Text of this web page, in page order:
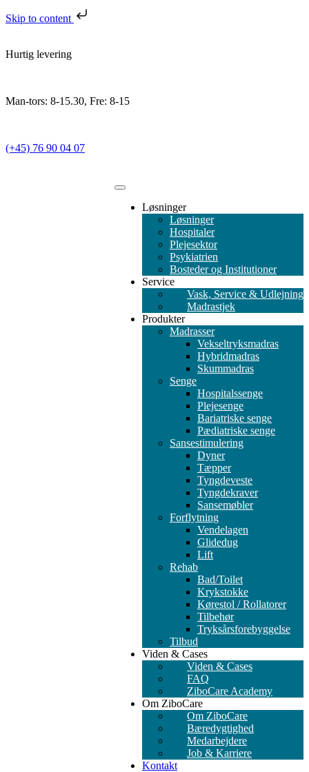
Skip to content
Hurtig levering
Man-tors: 8-15.30, Fre: 8-15
(+45) 76 90 04 07
Løsninger
Løsninger
Hospitaler
Plejesektor
Psykiatrien
Bosteder og Institutioner
Service
Vask, Service & Udlejning
Madrastjek
Produkter
Madrasser
Vekseltryksmadras
Hybridmadras
Skummadras
Senge
Hospitalssenge
Plejesenge
Bariatriske senge
Pædiatriske senge
Sansestimulering
Dyner
Tæpper
Tyngdeveste
Tyngdekraver
Sansemøbler
Forflytning
Vendelagen
Glidedug
Lift
Rehab
Bad/Toilet
Krykstokke
Kørestol / Rollatorer
Tilbehør
Tryksårsforebyggelse
Tilbud
Viden & Cases
Viden & Cases
FAQ
ZiboCare Academy
Om ZiboCare
Om ZiboCare
Bæredygtighed
Medarbejdere
Job & Karriere
Kontakt